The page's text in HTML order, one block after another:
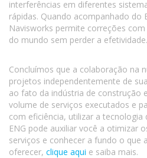
interferências em diferentes
rápidas. Quando acompanhado do
Navisworks permite correções
do mundo sem perder a efetividade.
Concluímos que a colaboração na
projetos independentemente de
ao fato da indústria de construção
volume de serviços executados e
com eficiência, utilizar a tecnologia
ENG pode auxiliar você a otimizar
serviços e conhecer a fundo o que
oferecer, clique aqui e saiba mais.